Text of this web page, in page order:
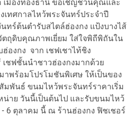
มืองทองธานี ขอเชิญชวนคุณและ
เทศกาลไหว้พระจันทร์ประจำปี
ทร์ต้นตำรับสไตล์ฮ่องกง แป้งบางไส้
ถุดิบคุณภาพเยี่ยม ใส่ใจพิถีพิถันใน
องกง จาก เชฟเชาไท้ชิง
เชฟชั้นนำชาวฮ่องกงมากด้วย
พร้อมโปรโมชันพิเศษ ให้เป็นของ
พันธ์ ขนมไหว้พระจันทร์ราคาเริ่ม
น่าย วันนี้เป็นต้นไป และรับขนมไหว้
6 ตุลาคม นี้ ณ ร้านฮ่องกง ฟิชเชอร์